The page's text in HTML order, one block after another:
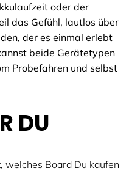
oder der
das Gefühl, lautlos über
der es einmal erlebt
beide Gerätetypen
Probefahren und selbst
DU
welches Board Du kaufen